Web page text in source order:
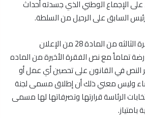
الإجماع الوطني الذي جسدته أحداث
السابق على الرحيل من السلطة.
وأضافت الدعوي أن الفقرة الثالثه من المادة 28 من الإعلان
تماماً مع نص الفقرة الأخيرة من الماده
النص في القانون على تحصين أي عمل أو
وليس معني ذلك أن إطلاق مسمى لجنة
الرئاسة قرارتها وتصرفاتها لها مسمى
بامتياز.